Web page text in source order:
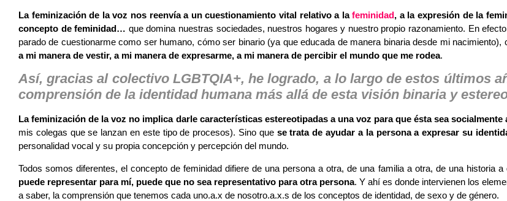
La feminización de la voz nos reenvía a un cuestionamiento vital relativo a lafeminidad, a la expresión de la
concepto de feminidad… que domina nuestras sociedades, nuestros hogares y nuestro propio razonamiento. En
parado de cuestionarme como ser humano, cómo ser binario (ya que educada de manera binaria desde mi nacimiento),
a mi manera de vestir, a mi manera de expresarme, a mi manera de percibir el mundo que me rodea.
Así, gracias al colectivo LGBTQIA+, he logrado, a lo largo de estos últimos
comprensión de la identidad humana más allá de esta visión binaria y
La feminización de la voz no implica darle características estereotipadas a una voz para que ésta sea socialmente
mis colegas que se lanzan en este tipo de procesos). Sino que se trata de ayudar a la persona a expresar su
personalidad vocal y su propia concepción y percepción del mundo.
Todos somos diferentes, el concepto de feminidad difiere de una persona a otra, de una familia a otra, de una historia a
puede representar para mí, puede que no sea representativo para otra persona. Y ahí es donde intervienen los
a saber, la comprensión que tenemos cada uno.a.x de nosotro.a.x.s de los conceptos de identidad, de sexo y de género.